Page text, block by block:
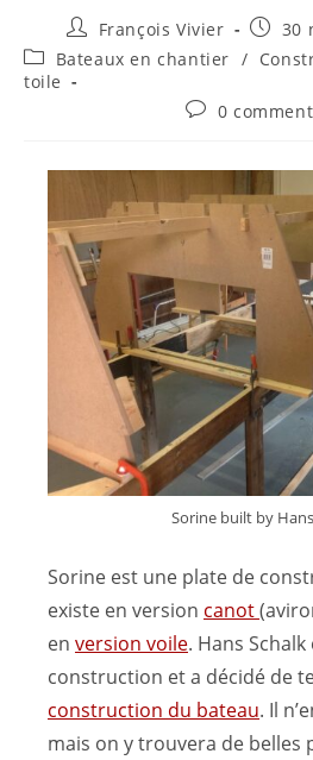
François Vivier
30
Bateaux en chantier /
toile
0
Sorine built by
Sorine est une plate de
existe en version canot
en version voile. Hans
construction et a décidé de
construction du bateau. Il
mais on y trouvera de belles